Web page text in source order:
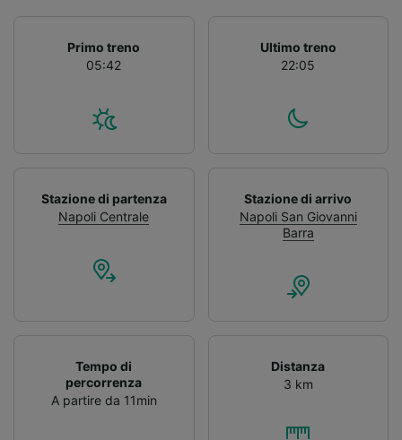
Primo treno
05:42
Ultimo treno
22:05
Stazione di partenza
Napoli Centrale
Stazione di arrivo
Napoli San Giovanni
Barra
Tempo di
percorrenza
A partire da 11min
Distanza
3 km